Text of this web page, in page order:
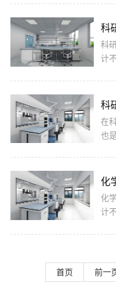
环
分
科
科
计
验
的
科
在
也
深
室
化
化
计
以
意
首页 前一